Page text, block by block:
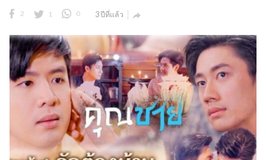
ซีรี่ย์วาย คุณชาย Khun Chai พากย์ไทย EP.1-17 จบ
เรื่องย่อ : Khun Chai คุณชาย เรื่องราวของ สมาคมห้ามังกร
ภายใต้การนำของ เจ้าสัวซ่ง (แท่ง ศักดิ์สิทธิ์) พี่ใหญ่ ที่เก่งทั้ง